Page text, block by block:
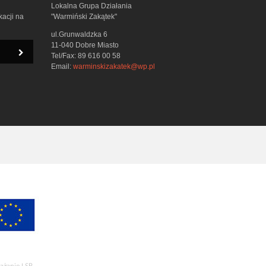
na
Lokalna Grupa Działania
"Warmiński Zakątek"
ul.Grunwaldzka 6
11-040 Dobre Miasto
Tel/Fax: 89 616 00 58
Email: warminskizakatek@wp.pl